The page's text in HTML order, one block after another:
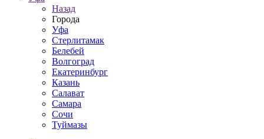
Назад
Города
Уфа
Стерлитамак
Белебей
Волгоград
Екатеринбург
Казань
Салават
Самара
Сочи
Туймазы